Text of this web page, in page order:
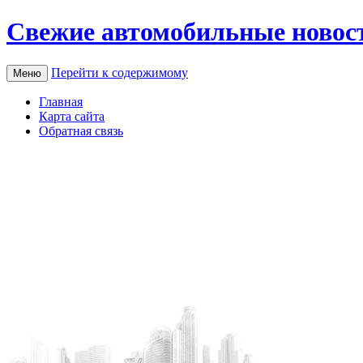
Свежие автомобильные
Меню Перейти к содержимому
Главная
Карта сайта
Обратная связь